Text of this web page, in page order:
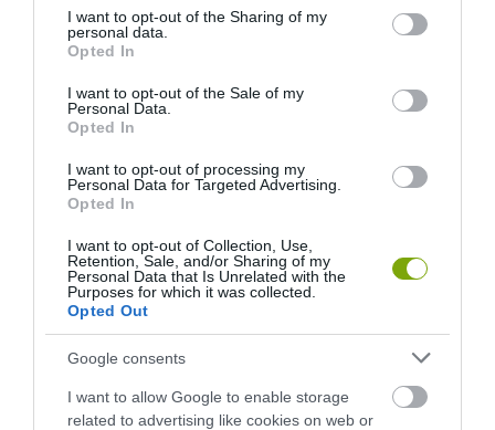
not limited to your visit or usage behaviour. You may click to
grant or deny consent to Google and its third-party tags to
use your data for below specified purposes in below Google
consent section.
I want to opt-out of the Sharing of my
personal data.
Opted In
I want to opt-out of the Sale of my
Personal Data.
Opted In
I want to opt-out of processing my
Personal Data for Targeted Advertising.
Opted In
I want to opt-out of Collection, Use,
Retention, Sale, and/or Sharing of my
Personal Data that Is Unrelated with the
Purposes for which it was collected.
Opted Out
Google consents
I want to allow Google to enable storage
related to advertising like cookies on web or